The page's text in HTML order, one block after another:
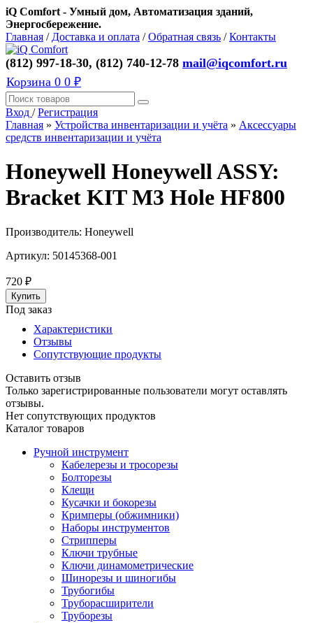
iQ Comfort - Умный дом, Автоматизация зданий,
Энергосбережение.
Главная / Доставка и оплата /Обратная связь /Контакты
(812) 997-18-30, (812) 740-12-78 mail@iqcomfort.ru
Корзина 0 0 ₽
Вход /Регистрация
Главная » Устройства инвентаризации и учёта » Аксессуары
средств инвентаризации и учёта
Honeywell Honeywell ASSY:
Bracket KIT M3 Hole HF800
Производитель: Honeywell
Артикул: 50145368-001
720 ₽
Под заказ
Характеристики
Отзывы
Сопутствующие продукты
Оставить отзыв
Только зарегистрированные пользователи могут оставлять
отзывы.
Нет сопутствующих продуктов
Каталог товаров
Ручной инструмент
Кабелерезы и тросорезы
Болторезы
Клещи
Кусачки и бокорезы
Кримперы (обжимники)
Наборы инструментов
Стрипперы
Ключи трубные
Ключи динамометрические
Шинорезы и шиногибы
Трубогибы
Труборасширители
Труборезы